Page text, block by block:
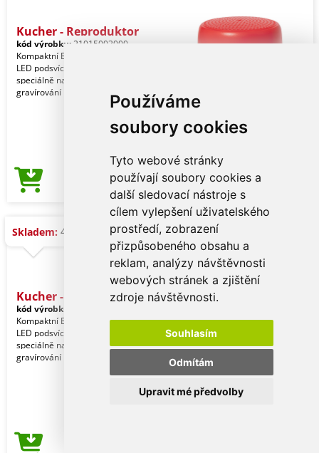
Používáme
soubory cookies
Tyto webové stránky
používají soubory cookies a
další sledovací nástroje s
cílem vylepšení uživatelského
prostředí, zobrazení
přizpůsobeného obsahu a
reklam, analýzy návštěvnosti
webových stránek a zjištění
zdroje návštěvnosti.
Souhlasím
Odmítám
Upravit mé předvolby
Kucher - Reproduktor
kód výrobku: 21015003000
Kompaktní Bluetooth reproduktor s
LED podsvícením uvnitř. Vnější povrch
speciálně navržený pro laserové
gravírování pro
Cena od80,97 Kč
Skladem: 498 ks
Kucher - Reproduktor
kód výrobku:
Kompaktní Bluetooth reproduktor s
LED podsvícením uvnitř. Vnější povrch
speciálně navržený pro laserové
gravírování pro